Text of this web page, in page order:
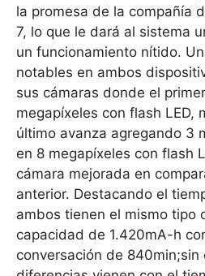
la promesa de la compañía
7, lo que le dará al sistema
un funcionamiento nítido.
notables en ambos
sus cámaras donde el
megapíxeles con flash LED,
último avanza agregando 3
en 8 megapíxeles con flash
cámara mejorada en
anterior. Destacando el
ambos tienen el mismo tipo
capacidad de 1.420mA-h
conversación de 840min;sin